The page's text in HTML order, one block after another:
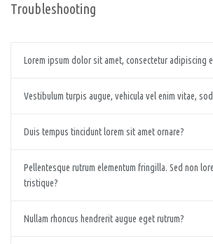
Troubleshooting
Lorem ipsum dolor sit amet, consectetur adipiscing
Vestibulum turpis augue, vehicula vel enim vitae,
Duis tempus tincidunt lorem sit amet ornare?
Pellentesque rutrum elementum fringilla. Sed non
tristique?
Nullam rhoncus hendrerit augue eget rutrum?